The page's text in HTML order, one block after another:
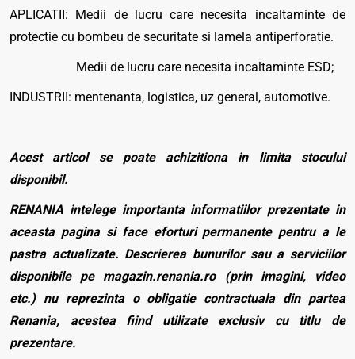
APLICATII: Medii de lucru care necesita incaltaminte de
protectie cu bombeu de securitate si lamela antiperforatie.
Medii de lucru care necesita incaltaminte ESD;
INDUSTRII: mentenanta, logistica, uz general, automotive.
Acest articol se poate achizitiona in limita stocului
disponibil.
RENANIA intelege importanta informatiilor prezentate in
aceasta pagina si face eforturi permanente pentru a le
pastra actualizate. Descrierea bunurilor sau a serviciilor
disponibile pe magazin.renania.ro (prin imagini, video
etc.) nu reprezinta o obligatie contractuala din partea
Renania, acestea fiind utilizate exclusiv cu titlu de
prezentare.